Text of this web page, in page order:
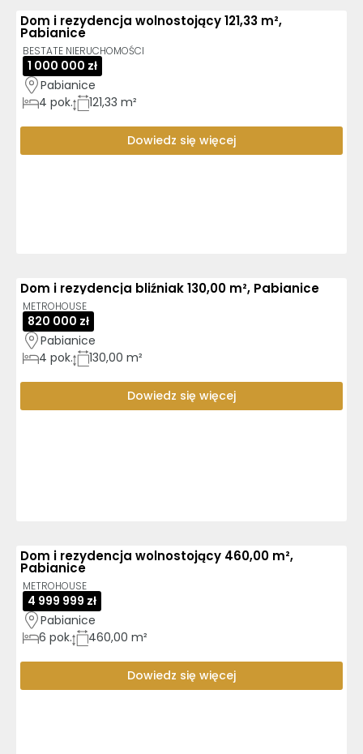
Dom i rezydencja wolnostojący 121,33 m²,
Pabianice
BESTATE NIERUCHOMOŚCI
1 000 000 zł
Pabianice
4 pok. 121,33 m²
Dowiedz się więcej
Dom i rezydencja bliźniak 130,00 m², Pabianice
METROHOUSE
820 000 zł
Pabianice
4 pok. 130,00 m²
Dowiedz się więcej
Dom i rezydencja wolnostojący 460,00 m²,
Pabianice
METROHOUSE
4 999 999 zł
Pabianice
6 pok. 460,00 m²
Dowiedz się więcej